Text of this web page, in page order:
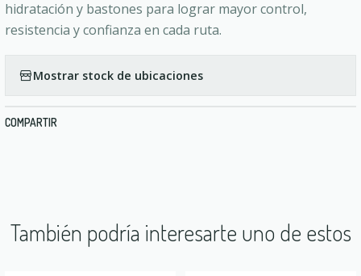
hidratación y bastones para lograr mayor control,
resistencia y confianza en cada ruta.
Mostrar stock de ubicaciones
COMPARTIR
También podría interesarte uno de estos